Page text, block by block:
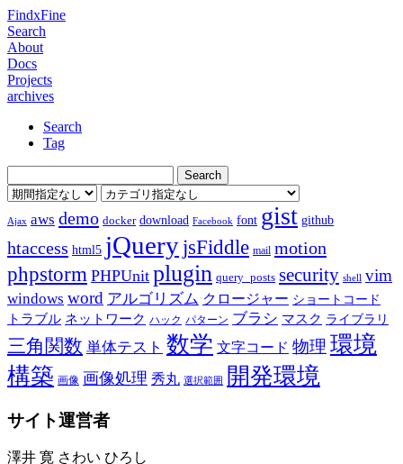
FindxFine
Search
About
Docs
Projects
archives
Search
Tag
Ajax aws demo docker download Facebook font gist github
htaccess html5 jQuery jsFiddle mail motion
phpstorm PHPUnit plugin query_posts security shell vim
windows word アルゴリズム クロージャー ショートコード
トラブル ネットワーク ハック パターン ブラシ マスク ライブラリ
三角関数 単体テスト 数学 文字コード 物理 環境
構築 画像 画像処理 秀丸 選択範囲 開発環境
サイト運営者
澤井 寛 さわい ひろし